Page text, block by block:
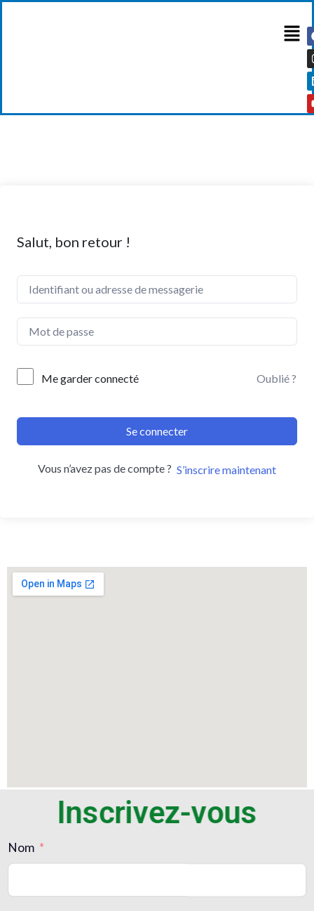
Salut, bon retour !
Me garder connecté Oublié ?
Se connecter
Vous n’avez pas de compte ? S’inscrire maintenant
Inscrivez-vous
Nom